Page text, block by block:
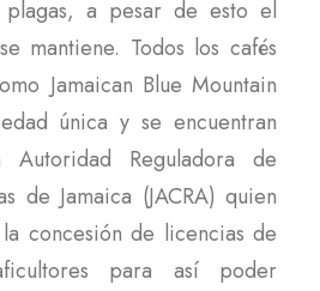
plagas, a pesar de esto el
mantiene. Todos los cafés
Jamaican Blue Mountain
única y se encuentran
Reguladora de
de Jamaica (JACRA) quien
concesión de licencias de
para así poder